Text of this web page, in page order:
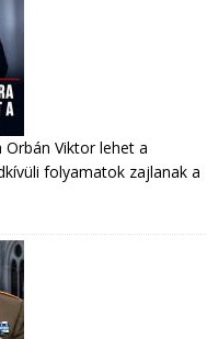
Viktor lehet a
folyamatok zajlanak a